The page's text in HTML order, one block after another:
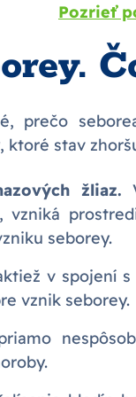
Pozrieť
prečo
ktoré stav
žliaz.
vzniká
seborey.
v spojení
vznik seborey.